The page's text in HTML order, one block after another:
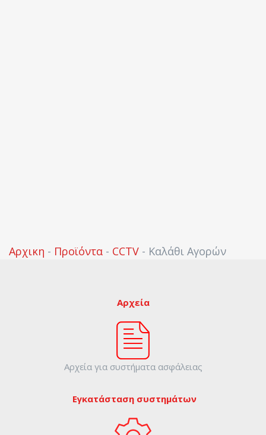
Αρχικη - Προϊόντα - CCTV - Καλάθι Αγορών
Αρχεία
Αρχεία για συστήματα ασφάλειας
Εγκατάσταση συστημάτων